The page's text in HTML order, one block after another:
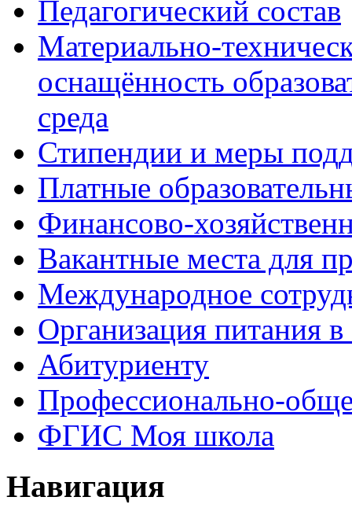
Педагогический состав
Материально-
оснащённость
среда
Стипендии и меры
Платные
Финансово-
Вакантные места для
Международное
Организация питания в
Абитуриенту
Профессионально-
ФГИС Моя школа
Навигация